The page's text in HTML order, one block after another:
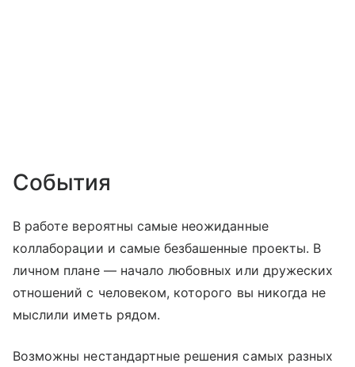
События
В работе вероятны самые неожиданные
коллаборации и самые безбашенные проекты. В
личном плане — начало любовных или дружеских
отношений с человеком, которого вы никогда не
мыслили иметь рядом.
Возможны нестандартные решения самых разных